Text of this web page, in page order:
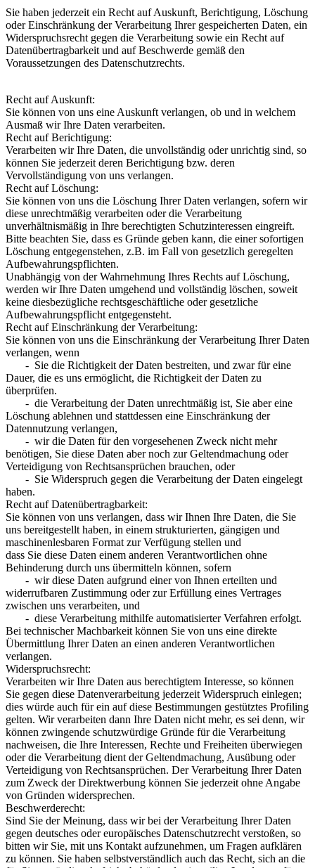
Sie haben jederzeit ein Recht auf Auskunft, Berichtigung, Löschung
oder Einschränkung der Verarbeitung Ihrer gespeicherten Daten, ein
Widerspruchsrecht gegen die Verarbeitung sowie ein Recht auf
Datenübertragbarkeit und auf Beschwerde gemäß den
Voraussetzungen des Datenschutzrechts.
Recht auf Auskunft:
Sie können von uns eine Auskunft verlangen, ob und in welchem
Ausmaß wir Ihre Daten verarbeiten.
Recht auf Berichtigung:
Verarbeiten wir Ihre Daten, die unvollständig oder unrichtig sind, so
können Sie jederzeit deren Berichtigung bzw. deren
Vervollständigung von uns verlangen.
Recht auf Löschung:
Sie können von uns die Löschung Ihrer Daten verlangen, sofern wir
diese unrechtmäßig verarbeiten oder die Verarbeitung
unverhältnismäßig in Ihre berechtigten Schutzinteressen eingreift.
Bitte beachten Sie, dass es Gründe geben kann, die einer sofortigen
Löschung entgegenstehen, z.B. im Fall von gesetzlich geregelten
Aufbewahrungspflichten.
Unabhängig von der Wahrnehmung Ihres Rechts auf Löschung,
werden wir Ihre Daten umgehend und vollständig löschen, soweit
keine diesbezügliche rechtsgeschäftliche oder gesetzliche
Aufbewahrungspflicht entgegensteht.
Recht auf Einschränkung der Verarbeitung:
Sie können von uns die Einschränkung der Verarbeitung Ihrer Daten
verlangen, wenn
- Sie die Richtigkeit der Daten bestreiten, und zwar für eine
Dauer, die es uns ermöglicht, die Richtigkeit der Daten zu
überprüfen.
- die Verarbeitung der Daten unrechtmäßig ist, Sie aber eine
Löschung ablehnen und stattdessen eine Einschränkung der
Datennutzung verlangen,
- wir die Daten für den vorgesehenen Zweck nicht mehr
benötigen, Sie diese Daten aber noch zur Geltendmachung oder
Verteidigung von Rechtsansprüchen brauchen, oder
- Sie Widerspruch gegen die Verarbeitung der Daten eingelegt
haben.
Recht auf Datenübertragbarkeit:
Sie können von uns verlangen, dass wir Ihnen Ihre Daten, die Sie
uns bereitgestellt haben, in einem strukturierten, gängigen und
maschinenlesbaren Format zur Verfügung stellen und
dass Sie diese Daten einem anderen Verantwortlichen ohne
Behinderung durch uns übermitteln können, sofern
- wir diese Daten aufgrund einer von Ihnen erteilten und
widerrufbaren Zustimmung oder zur Erfüllung eines Vertrages
zwischen uns verarbeiten, und
- diese Verarbeitung mithilfe automatisierter Verfahren erfolgt.
Bei technischer Machbarkeit können Sie von uns eine direkte
Übermittlung Ihrer Daten an einen anderen Verantwortlichen
verlangen.
Widerspruchsrecht:
Verarbeiten wir Ihre Daten aus berechtigtem Interesse, so können
Sie gegen diese Datenverarbeitung jederzeit Widerspruch einlegen;
dies würde auch für ein auf diese Bestimmungen gestütztes Profiling
gelten. Wir verarbeiten dann Ihre Daten nicht mehr, es sei denn, wir
können zwingende schutzwürdige Gründe für die Verarbeitung
nachweisen, die Ihre Interessen, Rechte und Freiheiten überwiegen
oder die Verarbeitung dient der Geltendmachung, Ausübung oder
Verteidigung von Rechtsansprüchen. Der Verarbeitung Ihrer Daten
zum Zweck der Direktwerbung können Sie jederzeit ohne Angabe
von Gründen widersprechen.
Beschwerderecht:
Sind Sie der Meinung, dass wir bei der Verarbeitung Ihrer Daten
gegen deutsches oder europäisches Datenschutzrecht verstoßen, so
bitten wir Sie, mit uns Kontakt aufzunehmen, um Fragen aufklären
zu können. Sie haben selbstverständlich auch das Recht, sich an die